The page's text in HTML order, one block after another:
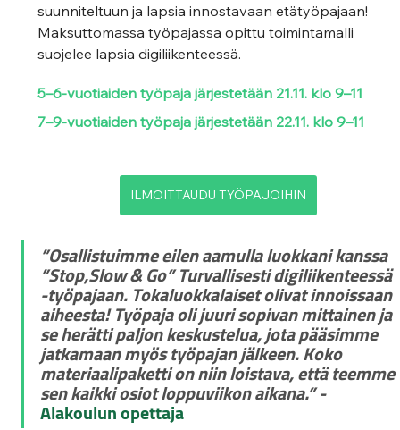
suunniteltuun ja lapsia innostavaan etätyöpajaan!
Maksuttomassa työpajassa opittu toimintamalli
suojelee lapsia digiliikenteessä.
5–6-vuotiaiden työpaja järjestetään 21.11. klo 9–11
7–9-vuotiaiden työpaja järjestetään 22.11. klo 9–11
ILMOITTAUDU TYÖPAJOIHIN
”Osallistuimme eilen aamulla luokkani kanssa
”Stop,Slow & Go” Turvallisesti digiliikenteessä
-työpajaan. Tokaluokkalaiset olivat innoissaan
aiheesta! Työpaja oli juuri sopivan mittainen ja
se herätti paljon keskustelua, jota pääsimme
jatkamaan myös työpajan jälkeen. Koko
materiaalipaketti on niin loistava, että teemme
sen kaikki osiot loppuviikon aikana.” -
Alakoulun opettaja